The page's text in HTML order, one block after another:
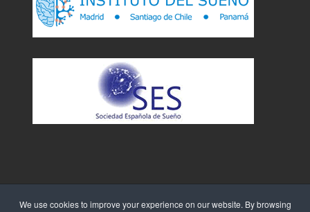
We use cookies to improve your experience on our website. By browsing